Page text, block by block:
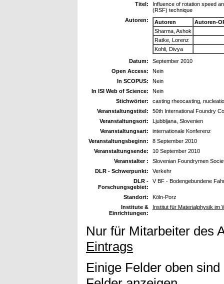
Titel:
Influence of rotation speed
(RSF) technique
Autoren:
Autoren
Autoren-
Sharma, Ashok
Ratke, Lorenz
Kohli, Divya
Datum:
September 2010
Open Access:
Nein
In SCOPUS:
Nein
In ISI Web of Science:
Nein
Stichwörter:
casting rheocasting,
Veranstaltungstitel:
50th International Foundry
Veranstaltungsort:
Ljubbljana, Slovenien
Veranstaltungsart:
internationale Konferenz
Veranstaltungsbeginn:
8 September 2010
Veranstaltungsende:
10 September 2010
Veranstalter :
Slovenian Foundrymen
DLR - Schwerpunkt:
Verkehr
DLR -
Forschungsgebiet:
V BF - Bodengebundene
Standort:
Köln-Porz
Institute &
Einrichtungen:
Institut für Materialphysik im
Nur für Mitarbeiter des
Eintrags
Einige Felder oben